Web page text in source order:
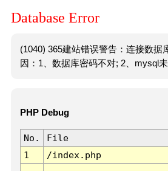
Database Error
(1040) 365建站错误警告：连接数据
因：1、数据库密码不对; 2、mysql未
PHP Debug
No. File
1
/index.php